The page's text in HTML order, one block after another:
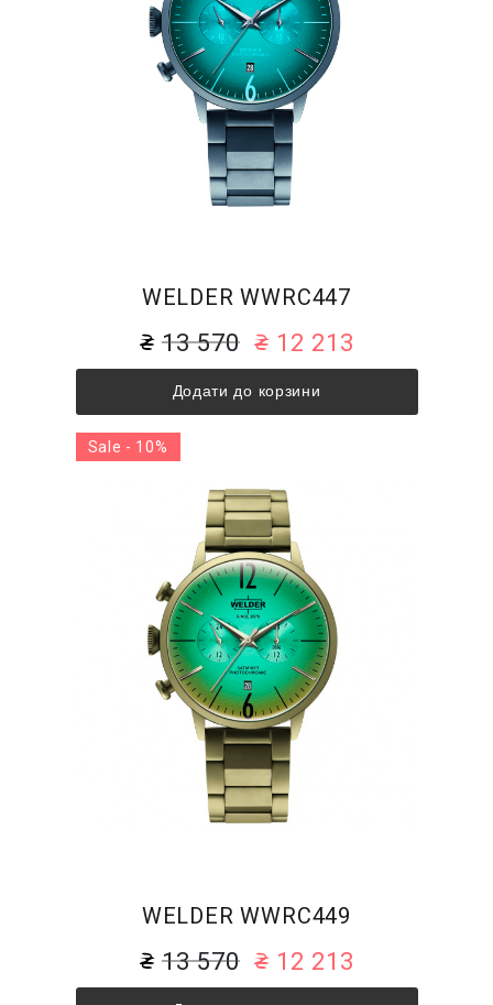
WELDER WWRC447
13 570 12 213
Додати до корзини
WELDER WWRC449
13 570 12 213
Sale - 10%